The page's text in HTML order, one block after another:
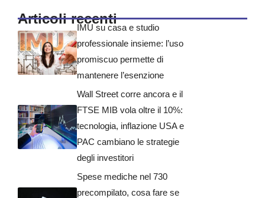
Articoli recenti
IMU su casa e studio
professionale insieme: l’uso
promiscuo permette di
mantenere l’esenzione
Wall Street corre ancora e il
FTSE MIB vola oltre il 10%:
tecnologia, inflazione USA e
PAC cambiano le strategie
degli investitori
Spese mediche nel 730
precompilato, cosa fare se